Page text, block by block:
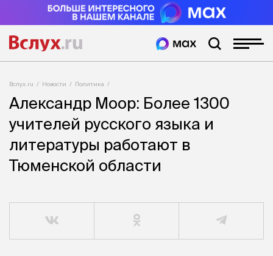
Вслух.ru Новости Политика
Александр Моор: Более 1300
учителей русского языка и
литературы работают в
Тюменской области